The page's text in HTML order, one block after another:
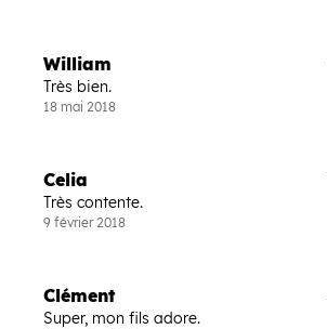
William
Très bien.
18 mai 2018
Celia
Très contente.
9 février 2018
Clément
Super, mon fils adore.